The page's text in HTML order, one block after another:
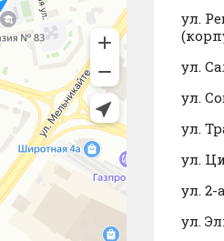
ул.
ул.
ул.
ул.
ул.
ул.
ул.